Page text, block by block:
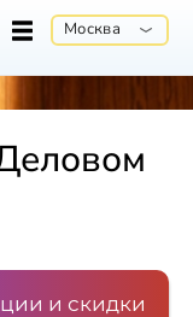
Москва
и скидки